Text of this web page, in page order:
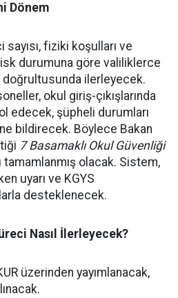
Dönem
fiziki koşulları ve
durumuna göre valiliklerce
ilerleyecek.
okul giriş-çıkışlarında
edecek, şüpheli durumları
bildirecek. Böylece Bakan
7 Basamaklı Okul Güvenliği
olacak. Sistem,
uyarı ve KGYS
desteklenecek.
Nasıl İlerleyecek?
üzerinden yayımlanacak,